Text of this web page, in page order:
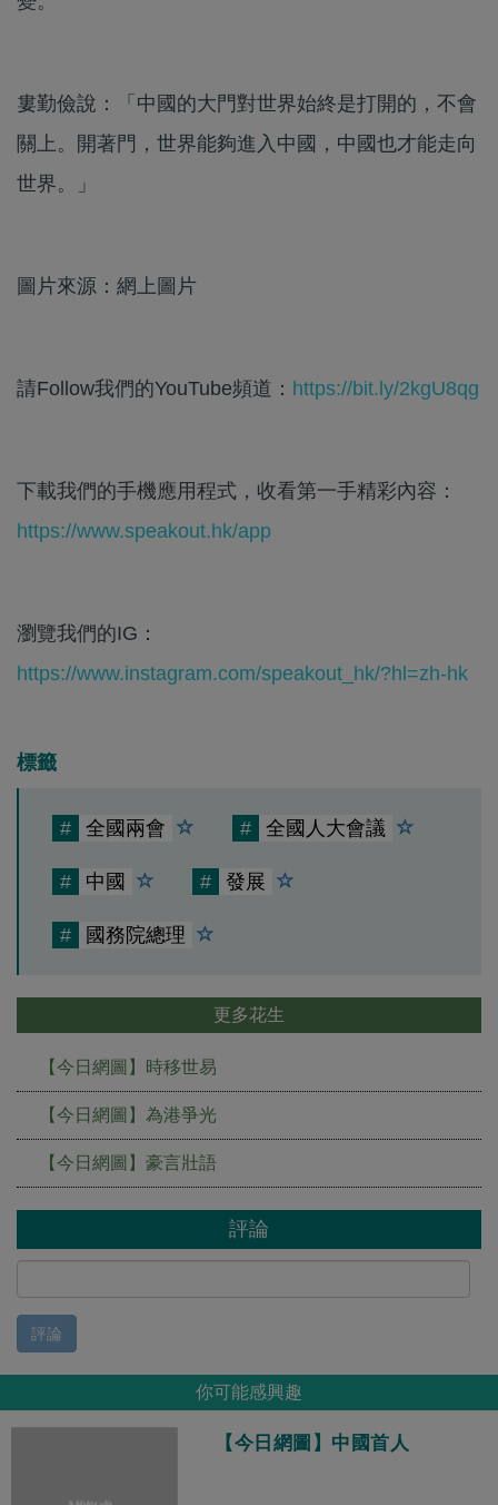
婁勤儉說：「中國的大門對世界始終是打開的，不會
關上。開著門，世界能夠進入中國，中國也才能走向
世界。」
圖片來源：網上圖片
請Follow我們的YouTube頻道： https://bit.ly/2kgU8qg
下載我們的手機應用程式，收看第一手精彩內容：
https://www.speakout.hk/app
瀏覽我們的IG：
https://www.instagram.com/speakout_hk/?hl=zh-hk
標籤
# 全國兩會 # 全國人大會議
# 中國 # 發展
# 國務院總理
更多花生
【今日網圖】時移世易
【今日網圖】為港爭光
【今日網圖】豪言壯語
評論
評論
你可能感興趣
【今日網圖】中國首人